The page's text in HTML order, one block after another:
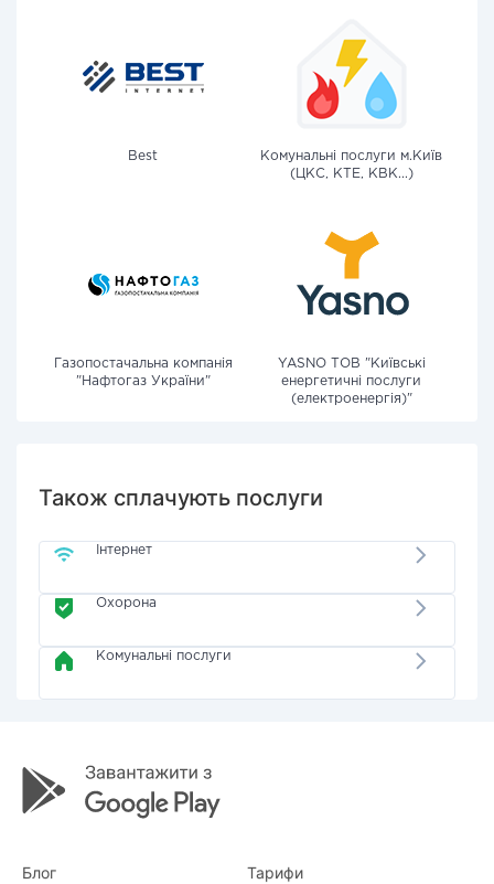
Best
Комунальні послуги м.Київ
(ЦКС, КТЕ, КВК...)
Газопостачальна компанія
"Нафтогаз України"
YASNO ТОВ "Київські
енергетичні послуги
(електроенергія)"
Також сплачують послуги
Інтернет
Охорона
Комунальні послуги
Блог Тарифи